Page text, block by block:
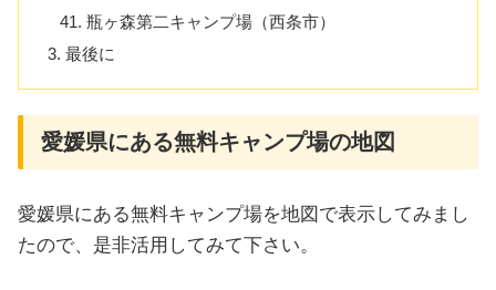
瓶ヶ森第二キャンプ場（西条市）
最後に
愛媛県にある無料キャンプ場の地図
愛媛県にある無料キャンプ場を地図で表示してみまし
たので、是非活用してみて下さい。